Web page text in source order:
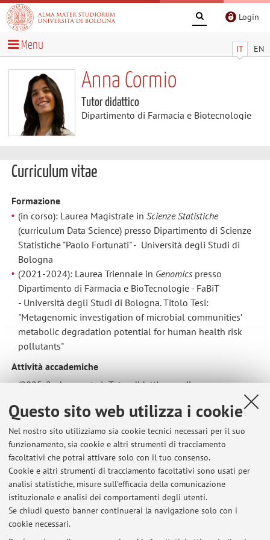
Questo sito web utilizza i cookie
Nel nostro sito utilizziamo sia cookie tecnici necessari per il suo
funzionamento, sia cookie e altri strumenti di tracciamento
facoltativi che potrai attivare solo con il tuo consenso.
Cookie e altri strumenti di tracciamento facoltativi sono usati per
analisi statistiche, misure sull'efficacia della comunicazione
istituzionale e analisi dei comportamenti degli utenti.
Se chiudi questo banner continuerai la navigazione solo con i
cookie necessari.
Login
IT EN
Menu
Anna Cormio
Tutor didattico
Dipartimento di Farmacia e Biotecnologie
Curriculum vitae
Formazione
(in corso): Laurea Magistrale inScienze Statistiche
(curriculum Data Science) presso Dipartimento di Scienze
Statistiche "Paolo Fortunati" - Università degli Studi di
Bologna
(2021-2024): Laurea Triennale in Genomics presso
Dipartimento di Farmacia e BioTecnologie - FaBiT
- Università degli Studi di Bologna. Titolo Tesi:
"Metagenomic investigation of microbial communities’
metabolic degradation potential for human health risk
pollutants"
Attività accademiche
(2025-2nd semestre): Tutor didattico per il corso
85301] - [Modulo 2] - Laurea in GENOMICS - Dipartimento
di Farmacia e Biotecnologie
Premi
Premio al merito - Seasonal School "AgriDev - Climate
resilient, biodiversity-based agriculture for sustainable
development" presso la Scuola Superiore Sant'Anna di
Pisa